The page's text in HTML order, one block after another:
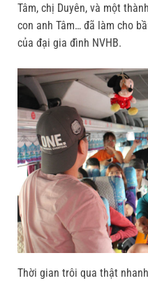
Tâm, chị Duyên, và một
con anh Tâm… đã làm cho
của đại gia đình NVHB.
Thời gian trôi qua thật